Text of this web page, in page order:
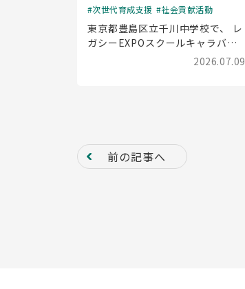
次世代育成支援 社会貢献活動
東京都豊島区立千川中学校で、 レ
ガシーEXPOスクールキャラバン
(出前授業)を実施しました2026.07.09
前の記事へ